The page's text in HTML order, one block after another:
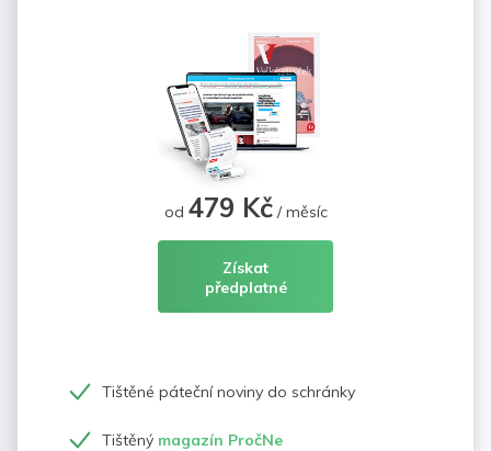
od 479 Kč/ měsíc
Získat
předplatné
Tištěné páteční noviny do schránky
Tištěný magazín PročNe